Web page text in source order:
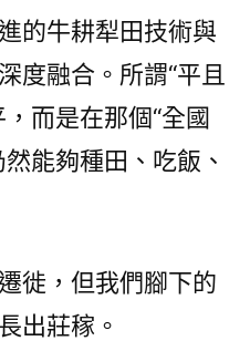
的牛耕犁田技術與
度融合。所謂“平且
而是在那個“全國
能夠種田、吃飯、
徙，但我們腳下的
出莊稼。